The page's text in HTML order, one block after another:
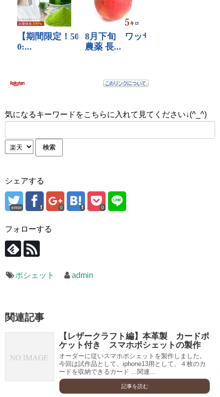
気になるキーワードをこちらに入れて見てください↓(^_^)
シェアする
error 0 0
フォローする
ポシェット admin
関連記事
【レザークラフト編】本革製 カードポ
ケット付き スマホポシェットの製作
オーダーに従いスマホポシェットを製作しました。
今回は試作品として、iphone13用として、４枚のカ
ードを収納できるカード ...関連...
記事を読む